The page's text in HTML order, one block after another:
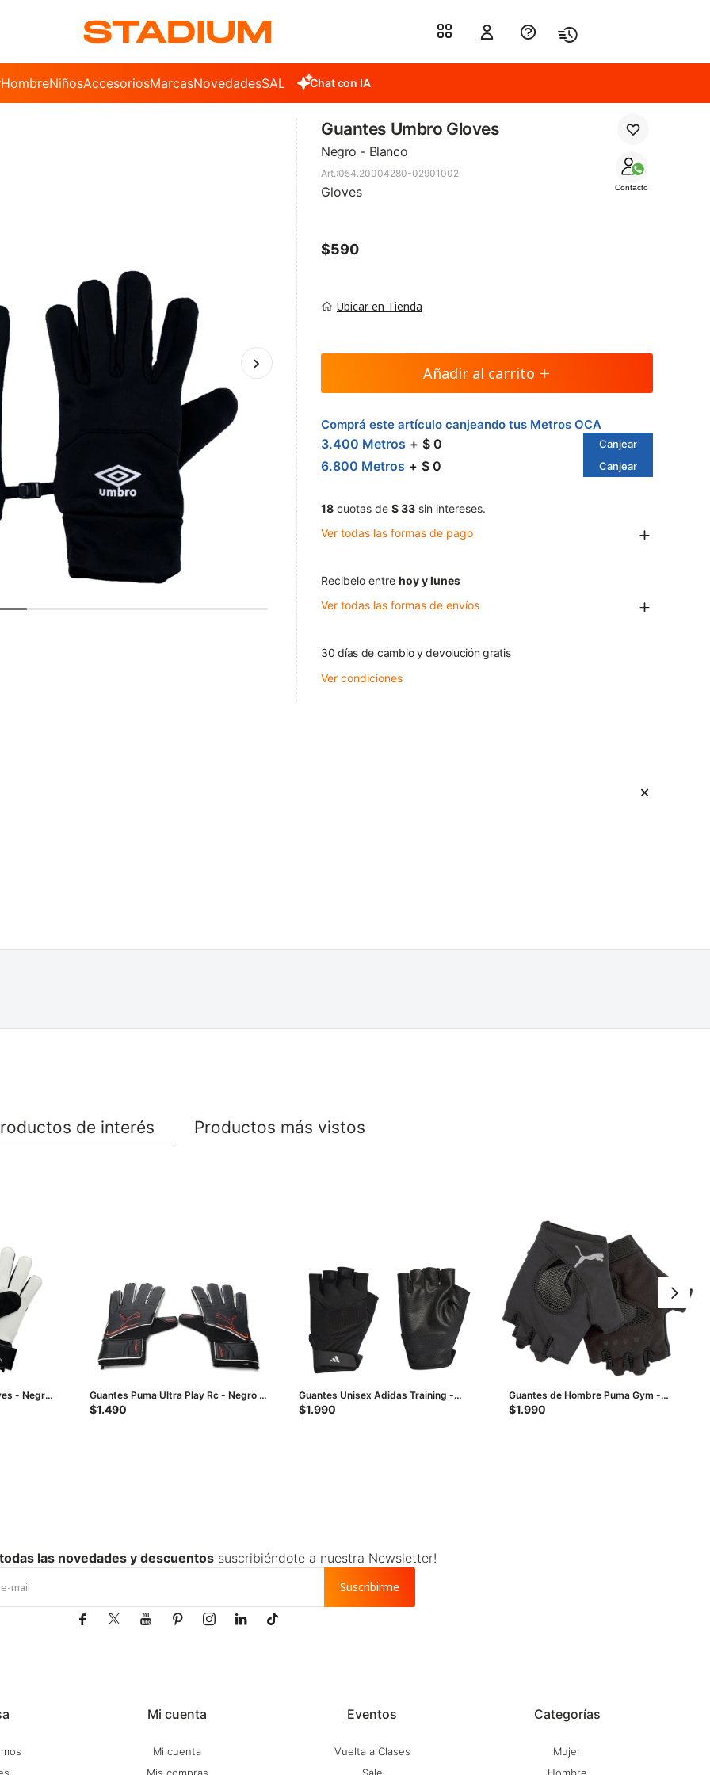
HombreNiñosAccesoriosMarcasNovedadesSALE Chat con IA
Guantes Umbro Gloves
Negro - Blanco
Contacto
054.20004280-02901002
Gloves
$590
Ubicar en Tienda
Añadir al carrito
Comprá este artículo canjeando tus Metros OCA
3.400 Metros $ 0 Canjear
6.800 Metros $ 0 Canjear
18 cuotas de $ 33 sin intereses.
Ver todas las formas de pago
Recibelo entre hoy y lunes
Ver todas las formas de envíos
30 días de cambio y devolución gratis
Ver condiciones
de interés Productos más vistos
- Negro
Guantes Puma Ultra Play Rc - Negro -
Rojo
$1.490
Guantes Unisex Adidas Training -
Negro
$1.990
Guantes de Hombre Puma Gym -
Negro
$1.990
Mi cuenta
Mi cuenta
Mis compras
Eventos
Vuelta a Clases
Sale
Categorías
Mujer
Hombre
las novedades y descuentossuscribiéndote a nuestra Newsletter!
Suscribirme
      